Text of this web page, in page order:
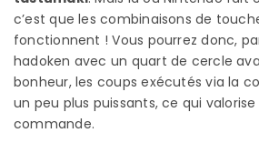
c’est que les combinaisons de
fonctionnent ! Vous pourrez donc,
hadoken avec un quart de cercle
bonheur, les coups exécutés via la
un peu plus puissants, ce qui
commande.